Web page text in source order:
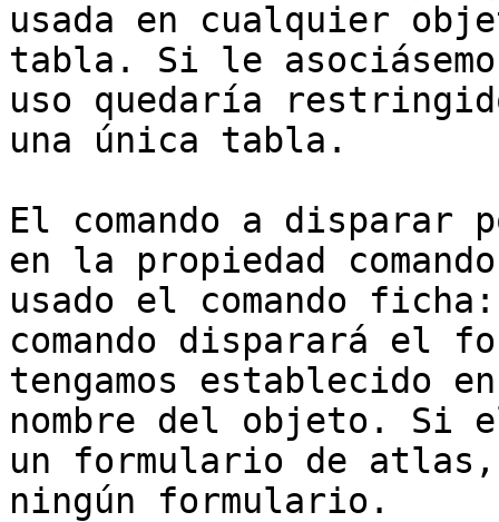
usada en cualquier
tabla. Si le
uso quedaría
una única tabla.
El comando a disparar
en la propiedad
usado el comando
comando disparará el
tengamos establecido
nombre del objeto. Si
un formulario de
ningún formulario.